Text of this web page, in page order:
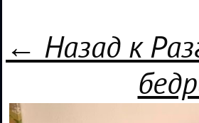
← Назад к